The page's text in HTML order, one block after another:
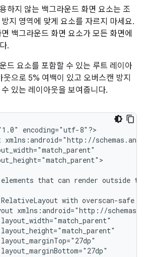
하지 않는 백그라운드 화면 요소는 조
지 영역에 맞게 요소를 자르지 마세요.
백그라운드 화면 요소가 모든 화면에
.
드 요소를 포함할 수 있는 루트 레이아
으로 5% 여백이 있고 오버스캔 방지
있는 레이아웃을 보여줍니다.
encoding="utf-8"?>
elements that can render outside
RelativeLayout with overscan-safe